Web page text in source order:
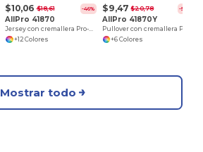
$10,06 $18,61 -46%
AllPro 41870
Jersey con cremallera Pro-Lock Performance
+12 Colores
$9,47 $20,78 -54%
AllPro 41870Y
+6 Colores
Mostrar todo